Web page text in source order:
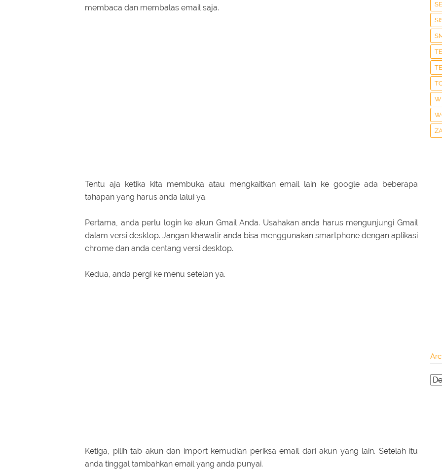
membaca dan membalas email saja.
Tentu aja ketika kita membuka atau mengkaitkan email lain ke google ada beberapa
tahapan yang harus anda lalui ya.
Pertama, anda perlu login ke akun Gmail Anda. Usahakan anda harus mengunjungi Gmail
dalam versi desktop. Jangan khawatir anda bisa menggunakan smartphone dengan aplikasi
chrome dan anda centang versi desktop.
Kedua, anda pergi ke menu setelan ya.
Ketiga, pilih tab akun dan import kemudian periksa email dari akun yang lain. Setelah itu
anda tinggal tambahkan email yang anda punyai.